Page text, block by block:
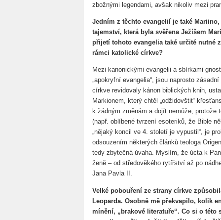
zbožnými legendami, avšak nikoliv mezi
Jedním z těchto evangelií je také
tajemství, která byla svěřena Ježíšem
přijetí tohoto evangelia také určité nutné
rámci katolické církve?
Mezi kanonickými evangelii a sbírkami
„apokryfní evangelia“, jsou naprosto
církve revidovaly kánon biblických knih,
Markionem, který chtěl „odžidovštit“
k žádným změnám a dojít nemůže,
(např. oblíbené tvrzení esoteriků, že Bible
„nějaký koncil ve 4. století je vypustil“, je
odsouzením některých článků teologa
tedy zbytečná úvaha. Myslím, že úcta k
ženě – od středověkého rytířství až po
Jana Pavla II.
Velké pobouření ze strany církve
Leoparda. Osobně mě překvapilo, kolik
mínění, „brakové literatuře“. Co si o